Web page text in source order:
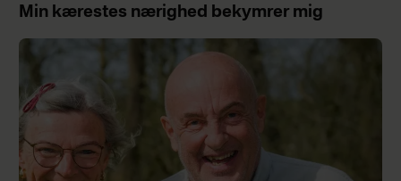
Min kærestes nærighed bekymrer mig